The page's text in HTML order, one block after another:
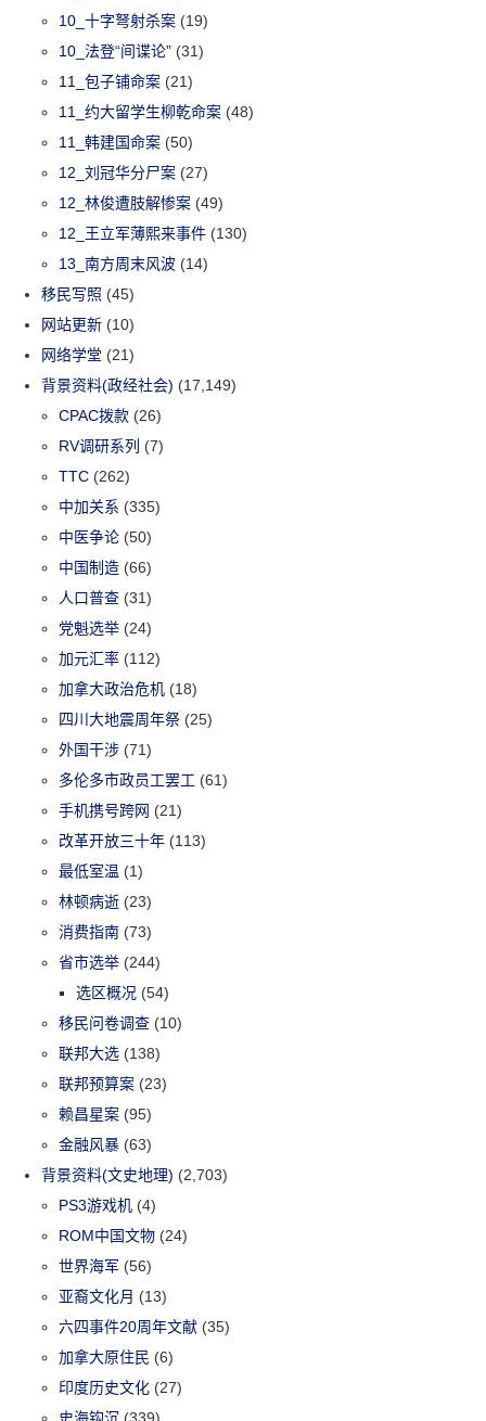
10_十字弩射杀案 (19)
10_法登“间谍论” (31)
11_包子铺命案 (21)
11_约大留学生柳乾命案 (48)
11_韩建国命案 (50)
12_刘冠华分尸案 (27)
12_林俊遭肢解惨案 (49)
12_王立军薄熙来事件 (130)
13_南方周末风波 (14)
移民写照 (45)
网站更新 (10)
网络学堂 (21)
背景资料(政经社会) (17,149)
CPAC拨款 (26)
RV调研系列 (7)
TTC (262)
中加关系 (335)
中医争论 (50)
中国制造 (66)
人口普查 (31)
党魁选举 (24)
加元汇率 (112)
加拿大政治危机 (18)
四川大地震周年祭 (25)
外国干涉 (71)
多伦多市政员工罢工 (61)
手机携号跨网 (21)
改革开放三十年 (113)
最低室温 (1)
林顿病逝 (23)
消费指南 (73)
省市选举 (244)
选区概况 (54)
移民问卷调查 (10)
联邦大选 (138)
联邦预算案 (23)
赖昌星案 (95)
金融风暴 (63)
背景资料(文史地理) (2,703)
PS3游戏机 (4)
ROM中国文物 (24)
世界海军 (56)
亚裔文化月 (13)
六四事件20周年文献 (35)
加拿大原住民 (6)
印度历史文化 (27)